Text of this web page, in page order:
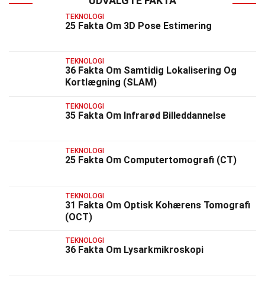
TEKNOLOGI
25 Fakta Om 3D Pose Estimering
TEKNOLOGI
36 Fakta Om Samtidig Lokalisering Og
Kortlægning (SLAM)
TEKNOLOGI
35 Fakta Om Infrarød Billeddannelse
TEKNOLOGI
25 Fakta Om Computertomografi (CT)
TEKNOLOGI
31 Fakta Om Optisk Kohærens Tomografi
(OCT)
TEKNOLOGI
36 Fakta Om Lysarkmikroskopi